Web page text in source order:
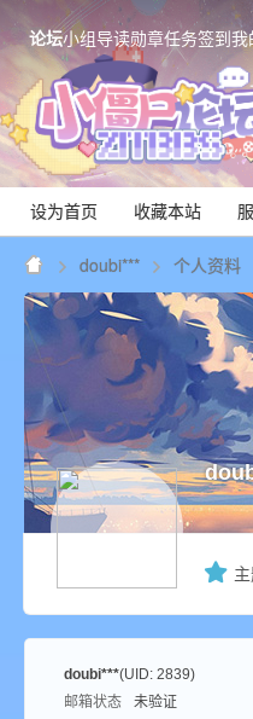
论坛小组导读勋章任务签到我
设为首页 收藏本站
Mi
ne
doubi*** 个人资料
doubi***(UID: 2839)
邮箱状态
未验证